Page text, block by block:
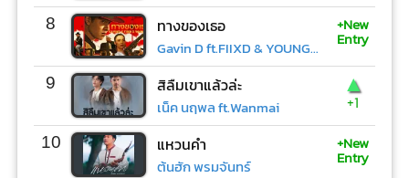
8 ทางของเธอ
Gavin D ft.FIIXD & YOUNGOHM
+New
Entry
9 สิลืมเขาแล้วล่ะ
เน็ค นฤพล ft.Wanmai
▲
+1
10 แหวนคำ
ต้นฮัก พรมจันทร์
+New
Entry